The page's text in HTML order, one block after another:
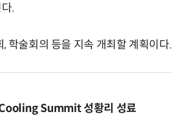
.
학술회의 등을 지속 개최할 계획이다.
Summit 성황리 성료